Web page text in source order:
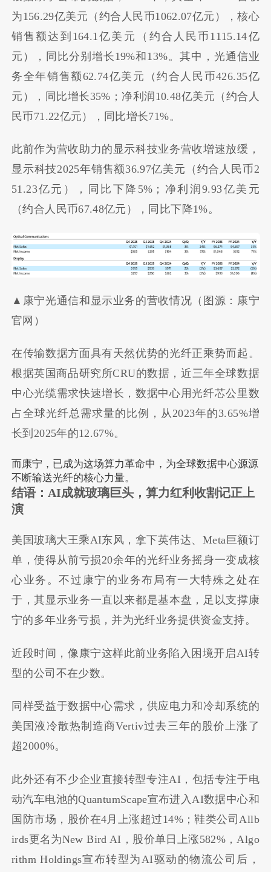
为156.29亿美元（约合人民币1062.07亿元）
，核心
销售额达到 164.1亿美元
‌（约合人民币1115.14亿
元）
，同比分别增长19%和13%。其中，光通信业
务全年销售额62.74亿美元（约合人民币426.35亿
元），同比增长35%；净利润10.48亿美元（约合人
民币71.22亿元），同比增长71%。
此前作为营收助力的显示科技业务营收增速放缓，
显示科技2025年销售额36.97亿美元（约合人民币2
51.23亿元），同比下降5%；净利润9.93亿美元
（约合人民币67.48亿元），同比下降1%。
▲康宁光通信和显示业务的营收情况（图源：康宁
官网）
在传输数据方面具有天然优势的光纤正乘势而起。
根据英国商品研究所CRU的数据，近三年全球数据
中心光缆需求快速增长，数据中心用光纤芯公里数
占全球光纤总需求量的比例，从2023年的3.65%增
长到2025年的12.67%。
而康宁，已成为这场算力革命中，为全球数据中心源源
不断输送光纤的核心力量。
结语：AI成就玻璃巨头，算力红利收割记正上
演
美国玻璃大王乘AI东风，拿下英伟达、Meta巨额订
单，使得从前亏损20余年的光纤业务摇身一变成核
心业务。不过康宁的业务布局有一大特殊之处在
于，其显示业务一直以来都是基本盘，足以支撑康
宁的多年业务亏损，并为光纤业务提供资金支持。
近段时间，像康宁这样此前业务陷入困境开启AI转
型的公司不在少数。
同样受益于数据中心需求，供应电力和冷却系统的
美国液冷散热制造商Vertiv过去三年的股价上涨了
超2000%。
此外还有不少企业直接转型专注AI，包括专注于电
动汽车电池的QuantumScape宣布进入AI数据中心和
国防市场，股价在4月上涨超过14%；鞋类公司Allb
irds更名为New Bird AI，股价单日上涨582%，Algo
rithm Holdings宣布转型为AI驱动的物流公司后，